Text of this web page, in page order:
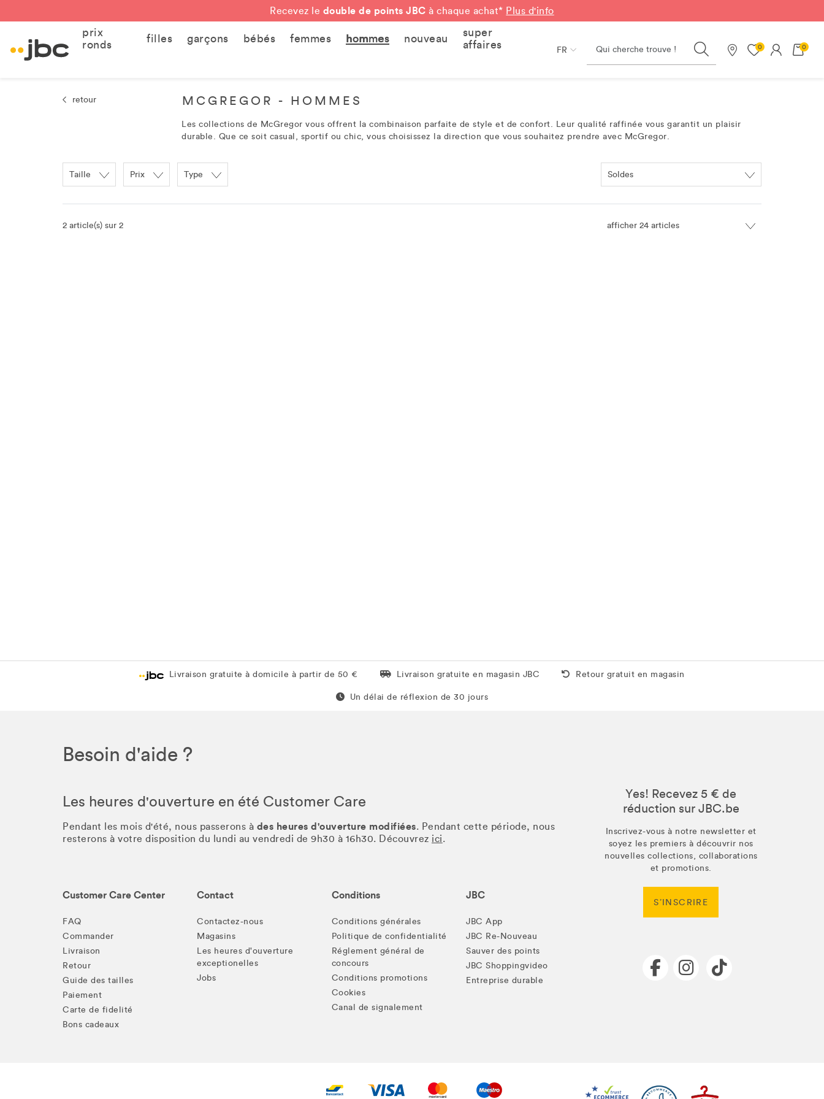
Recevez le double de points JBC à chaque achat* Plus d'info
prix
ronds
filles garçons bébés femmes hommes nouveau
super
affaires
FR Search
Nos magasins
0 0
retour MCGREGOR - HOMMES
Les collections de McGregor vous offrent la combinaison parfaite de style et de confort. Leur qualité raffinée vous garantit un plaisir
durable. Que ce soit casual, sportif ou chic, vous choisissez la direction que vous souhaitez prendre avec McGregor.
Taille Prix Type
2 article(s) sur 2
Livraison gratuite à domicile à partir de 50 € Livraison gratuite en magasin JBC
Livraison gratuite en magasin JBC Retour gratuit aussi en magasin
Retour gratuit en magasin
Un délai de réflexion de 60 jours
Un délai de réflexion de 30 jours
Besoin d'aide ?
Les heures d'ouverture en été Customer Care
Pendant les mois d'été, nous passerons à des heures d'ouverture modifiées. Pendant cette période, nous
resterons à votre disposition du lundi au vendredi de 9h30 à 16h30. Découvrez ici.
Customer Care Center
FAQ
Commander
Livraison
Retour
Guide des tailles
Paiement
Carte de fidelité
Bons cadeaux
Contact
Contactez-nous
Magasins
Les heures d'ouverture
exceptionelles
Jobs
Conditions
Conditions générales
Politique de confidentialité
Réglement général de
concours
Conditions promotions
Cookies
Canal de signalement
JBC
JBC App
JBC Re-Nouveau
Sauver des points
JBC Shoppingvideo
Entreprise durable
Yes! Recevez 5 € de
réduction sur JBC.be
Inscrivez-vous à notre newsletter et
soyez les premiers à découvrir nos
nouvelles collections, collaborations
et promotions.
S’INSCRIRE